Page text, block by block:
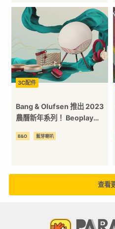
3C配件
Bang & Olufsen 推出 2023
農曆新年系列！ Beoplay
喇叭！
B&O 藍芽喇叭
查看